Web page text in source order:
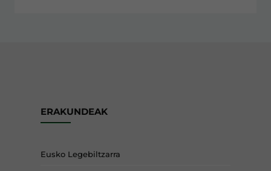
ERAKUNDEAK
Eusko Legebiltzarra